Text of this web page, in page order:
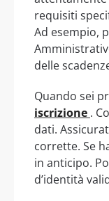
requisiti
Ad esempio,
delle
Quando sei
iscrizione .
dati.
corrette. Se
in anticipo.
d’identità